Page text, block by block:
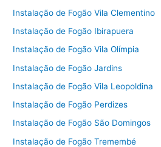
Instalação de Fogão Vila Clementino
Instalação de Fogão Ibirapuera
Instalação de Fogão Vila Olímpia
Instalação de Fogão Jardins
Instalação de Fogão Vila Leopoldina
Instalação de Fogão Perdizes
Instalação de Fogão São Domingos
Instalação de Fogão Tremembé